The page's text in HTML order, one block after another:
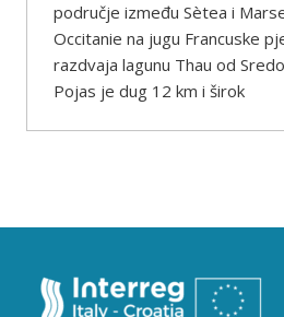
područje između Sètea i
Occitanie na jugu Francuske
razdvaja lagunu Thau od
Pojas je dug 12 km i širok